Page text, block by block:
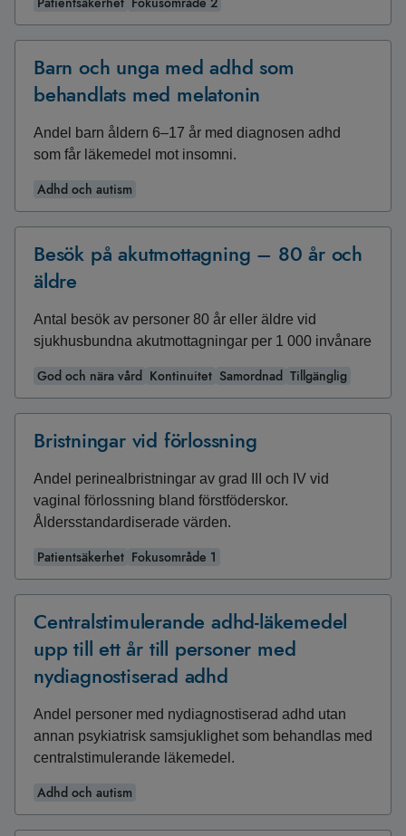
Barn och unga med adhd som
behandlats med melatonin
Andel barn åldern 6–17 år med diagnosen adhd
som får läkemedel mot insomni.
Adhd och autism
Besök på akutmottagning – 80 år och
äldre
Antal besök av personer 80 år eller äldre vid
sjukhusbundna akutmottagningar per 1 000 invånare
God och nära vård Kontinuitet Samordnad Tillgänglig
Bristningar vid förlossning
Andel perinealbristningar av grad III och IV vid
vaginal förlossning bland förstföderskor.
Åldersstandardiserade värden.
Patientsäkerhet Fokusområde 1
Centralstimulerande adhd-läkemedel
upp till ett år till personer med
nydiagnostiserad adhd
Andel personer med nydiagnostiserad adhd utan
annan psykiatrisk samsjuklighet som behandlas med
centralstimulerande läkemedel.
Adhd och autism